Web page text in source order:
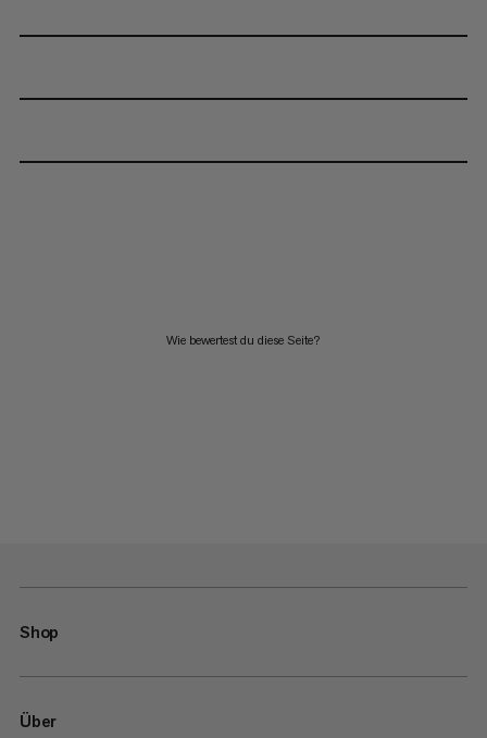
Wie bewertest du diese Seite?
Shop
Über